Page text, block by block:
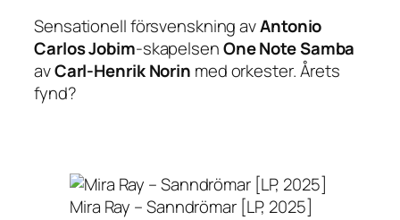
Sensationell försvenskning avAntonio
Carlos Jobim-skapelsenOne Note Samba
avCarl-Henrik Norin med orkester. Årets
fynd?
Mira Ray – Sanndrömar [LP, 2025]